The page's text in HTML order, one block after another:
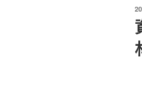
發
佈
於